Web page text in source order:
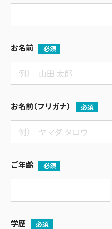
お名前 必須
お名前（フリガナ） 必須
ご年齢 必須
学歴 必須